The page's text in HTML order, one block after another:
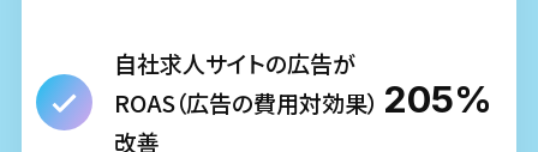
自社求人サイトの広告が
ROAS（広告の費用対効果） 205%
改善